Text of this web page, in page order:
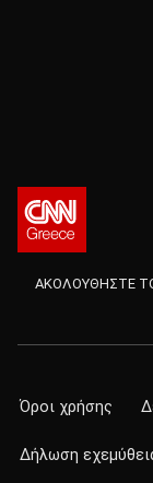
ΑΚΟΛΟΥΘΗΣΤΕ ΤΟ
Όροι χρήσης
Δήλωση